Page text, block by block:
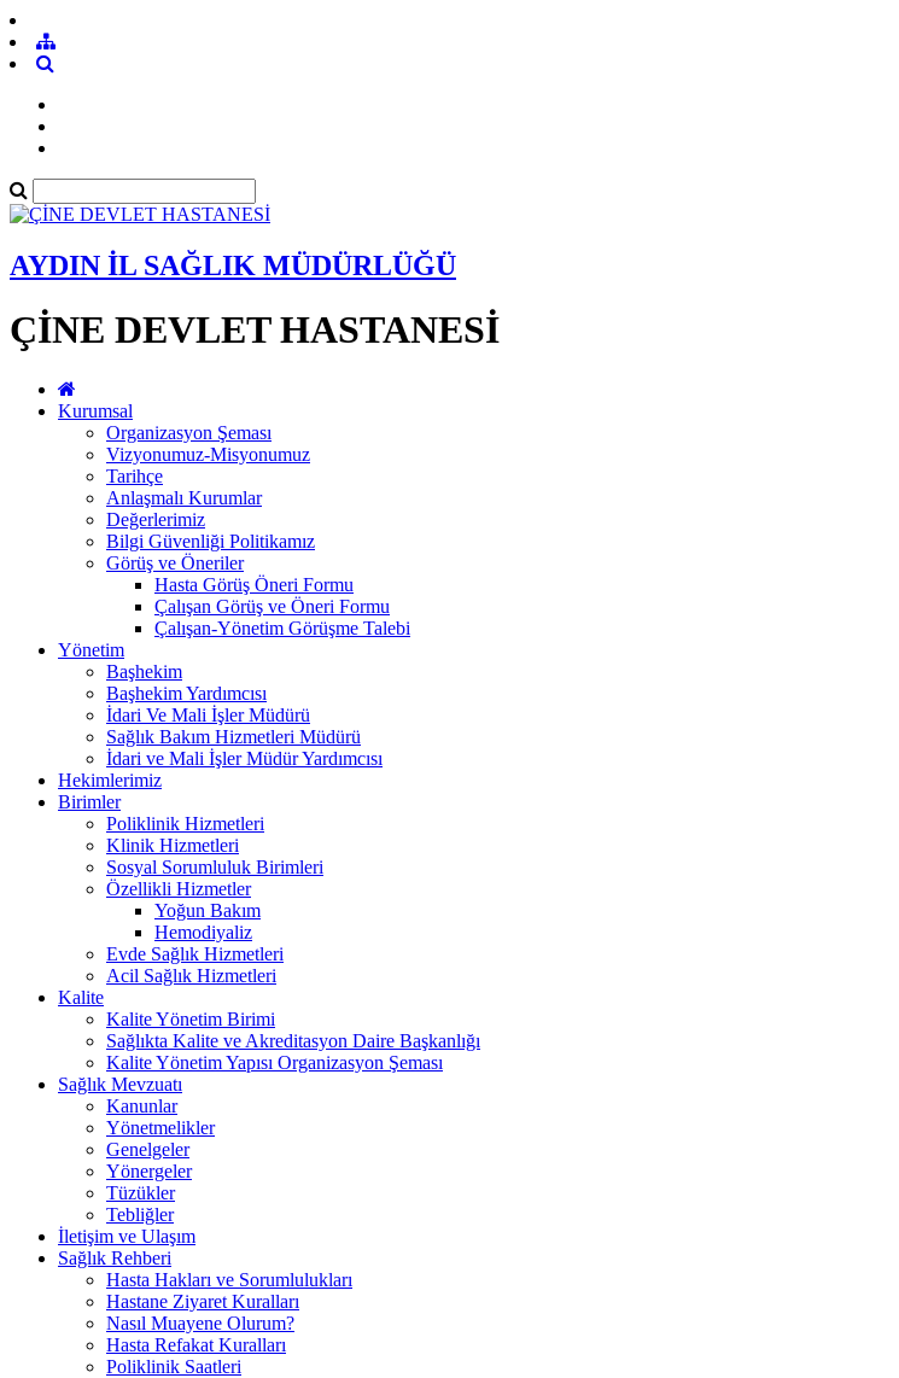
AYDIN İL SAĞLIK MÜDÜRLÜĞÜ
ÇİNE DEVLET HASTANESİ
Kurumsal
Organizasyon Şeması
Vizyonumuz-Misyonumuz
Tarihçe
Anlaşmalı Kurumlar
Değerlerimiz
Bilgi Güvenliği Politikamız
Görüş ve Öneriler
Hasta Görüş Öneri Formu
Çalışan Görüş ve Öneri Formu
Çalışan-Yönetim Görüşme Talebi
Yönetim
Başhekim
Başhekim Yardımcısı
İdari Ve Mali İşler Müdürü
Sağlık Bakım Hizmetleri Müdürü
İdari ve Mali İşler Müdür Yardımcısı
Hekimlerimiz
Birimler
Poliklinik Hizmetleri
Klinik Hizmetleri
Sosyal Sorumluluk Birimleri
Özellikli Hizmetler
Yoğun Bakım
Hemodiyaliz
Evde Sağlık Hizmetleri
Acil Sağlık Hizmetleri
Kalite
Kalite Yönetim Birimi
Sağlıkta Kalite ve Akreditasyon Daire Başkanlığı
Kalite Yönetim Yapısı Organizasyon Şeması
Sağlık Mevzuatı
Kanunlar
Yönetmelikler
Genelgeler
Yönergeler
Tüzükler
Tebliğler
İletişim ve Ulaşım
Sağlık Rehberi
Hasta Hakları ve Sorumlulukları
Hastane Ziyaret Kuralları
Nasıl Muayene Olurum?
Hasta Refakat Kuralları
Poliklinik Saatleri